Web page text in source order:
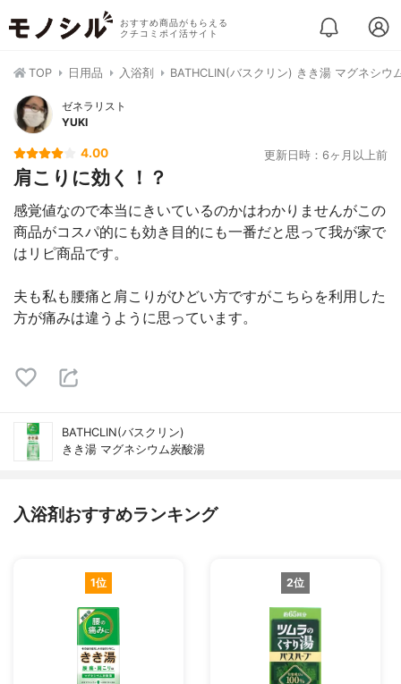
おすすめ商品がもらえる
クチコミポイ活サイト
TOP 日用品 入浴剤 BATHCLIN(バスクリン) きき湯 マグネシウ
ゼネラリスト
YUKI
4.00 更新日時：6ヶ月以上前
肩こりに効く！？
感覚値なので本当にきいているのかはわかりませんがこの
商品がコスパ的にも効き目的にも一番だと思って我が家で
はリピ商品です。
夫も私も腰痛と肩こりがひどい方ですがこちらを利用した
方が痛みは違うように思っています。
BATHCLIN(バスクリン)
きき湯 マグネシウム炭酸湯
入浴剤おすすめランキング
1位 2位